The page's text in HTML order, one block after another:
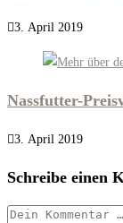
3. April 2019
Nassfutter-
3. April 2019
Schreibe einen
Kommentar